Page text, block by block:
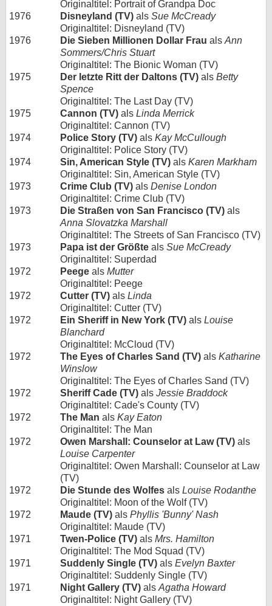
Originaltitel: Portrait of Grandpa Doc
1976
Disneyland (TV) als Sue McCready
Originaltitel: Disneyland (TV)
1976
Die Sieben Millionen Dollar Frau als Ann
Sommers/Chris Stuart
Originaltitel: The Bionic Woman (TV)
1975
Der letzte Ritt der Daltons (TV) als Betty
Spence
Originaltitel: The Last Day (TV)
1975
Cannon (TV) als Linda Merrick
Originaltitel: Cannon (TV)
1974
Police Story (TV) als Kay McCullough
Originaltitel: Police Story (TV)
1974
Sin, American Style (TV) als Karen Markham
Originaltitel: Sin, American Style (TV)
1973
Crime Club (TV) als Denise London
Originaltitel: Crime Club (TV)
1973
Die Straßen von San Francisco (TV) als
Anna Slovatzka Marshall
Originaltitel: The Streets of San Francisco (TV)
1973
Papa ist der Größte als Sue McCready
Originaltitel: Superdad
1972
Peege als Mutter
Originaltitel: Peege
1972
Cutter (TV) als Linda
Originaltitel: Cutter (TV)
1972
Ein Sheriff in New York (TV) als Louise
Blanchard
Originaltitel: McCloud (TV)
1972
The Eyes of Charles Sand (TV) als Katharine
Winslow
Originaltitel: The Eyes of Charles Sand (TV)
1972
Sheriff Cade (TV) als Jessie Braddock
Originaltitel: Cade's County (TV)
1972
The Man als Kay Eaton
Originaltitel: The Man
1972
Owen Marshall: Counselor at Law (TV) als
Louise Carpenter
Originaltitel: Owen Marshall: Counselor at Law
(TV)
1972
Die Stunde des Wolfes als Louise Rodanthe
Originaltitel: Moon of the Wolf (TV)
1972
Maude (TV) als Phyllis 'Bunny' Nash
Originaltitel: Maude (TV)
1971
Twen-Police (TV) als Mrs. Hamilton
Originaltitel: The Mod Squad (TV)
1971
Suddenly Single (TV) als Evelyn Baxter
Originaltitel: Suddenly Single (TV)
1971
Night Gallery (TV) als Agatha Howard
Originaltitel: Night Gallery (TV)